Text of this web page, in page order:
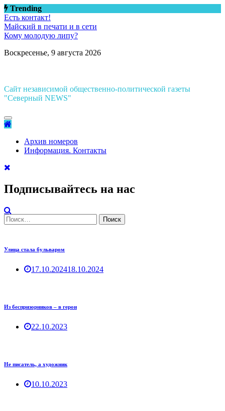
Перейти
к
содержимому
Trending
Есть контакт!
Майский в печати и в сети
Кому молодую липу?
Воскресенье, 9 августа 2026
Сайт независимой общественно-политической газеты
"Северный NEWS"
Архив номеров
Информация. Контакты
Подписывайтесь на нас
Найти:
Улица стала бульваром
17.10.202418.10.2024
Из беспризорников – в герои
22.10.2023
Не писатель, а художник
10.10.2023